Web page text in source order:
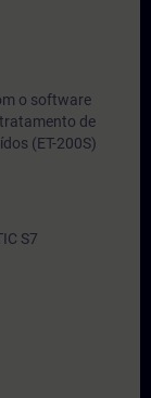
o software
de
(ET-200S)
S7